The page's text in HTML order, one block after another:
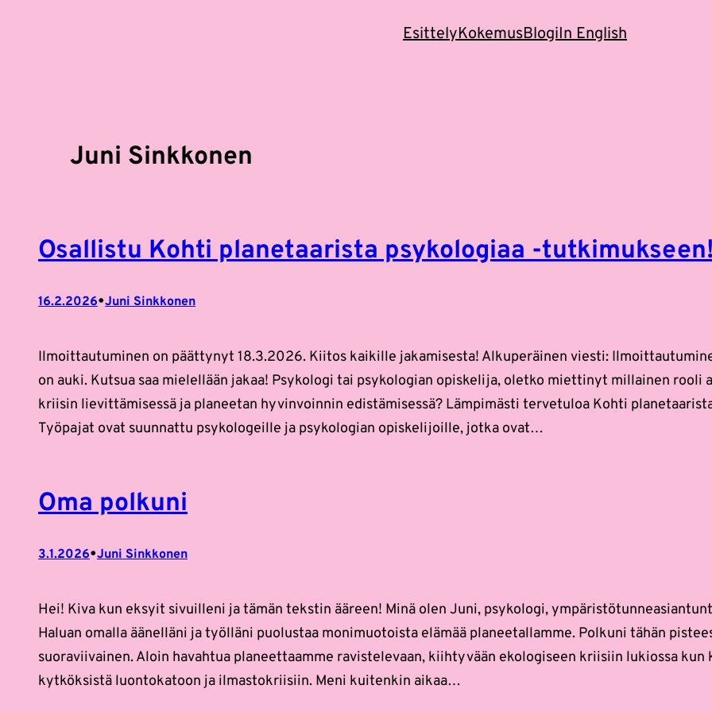
EsittelyKokemusBlogiIn English
Juni Sinkkonen
Osallistu Kohti planetaarista psykologiaa -
16.2.2026•Juni Sinkkonen
Ilmoittautuminen on päättynyt 18.3.2026. Kiitos kaikille jakamisesta! Alkuperäinen viesti:
on auki. Kutsua saa mielellään jakaa! Psykologi tai psykologian opiskelija, oletko miettinyt millainen
kriisin lievittämisessä ja planeetan hyvinvoinnin edistämisessä? Lämpimästi tervetuloa Kohti
Työpajat ovat suunnattu psykologeille ja psykologian opiskelijoille, jotka ovat…
Oma polkuni
3.1.2026•Juni Sinkkonen
Hei! Kiva kun eksyit sivuilleni ja tämän tekstin ääreen! Minä olen Juni, psykologi,
Haluan omalla äänelläni ja työlläni puolustaa monimuotoista elämää planeetallamme. Polkuni tähän
suoraviivainen. Aloin havahtua planeettaamme ravistelevaan, kiihtyvään ekologiseen kriisiin lukiossa
kytköksistä luontokatoon ja ilmastokriisiin. Meni kuitenkin aikaa…